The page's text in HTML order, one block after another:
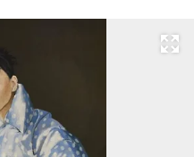
Развернуть